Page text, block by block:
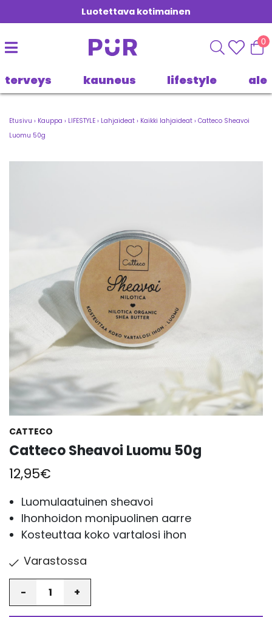
Luotettava kotimainen
0
terveys kauneus lifestyle ale
Etusivu › Kauppa › LIFESTYLE › Lahjaideat › Kaikki lahjaideat › Catteco Sheavoi
Luomu 50g
CATTECO
Catteco Sheavoi Luomu 50g
12,95€
Luomulaatuinen sheavoi
Ihonhoidon monipuolinen aarre
Kosteuttaa koko vartalosi ihon
Varastossa